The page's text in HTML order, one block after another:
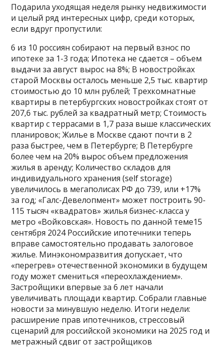
Подарила уходящая неделя рынку недвижимости
и целый ряд интересных цифр, среди которых,
если вдруг пропустили:
6 из 10 россиян собирают на первый взнос по
ипотеке за 1-3 года; Ипотека не сдается – объем
выдачи за август вырос на 8%; В новостройках
старой Москвы осталось меньше 2,5 тыс. квартир
стоимостью до 10 млн рублей; Трехкомнатные
квартиры в петербургских новостройках стоят от
207,6 тыс. рублей за квадратный метр; Стоимость
квартир с террасами в 1,7 раза выше классических
планировок; Жилье в Москве сдают почти в 2
раза быстрее, чем в Петербурге; В Петербурге
более чем на 20% вырос объем предложения
жилья в аренду; Количество складов для
индивидуального хранения (self storage)
увеличилось в мегаполисах РФ до 739, или +17%
за год; «Галс-Девелопмент» может построить 90-
115 тысяч «квадратов» жилья бизнес-класса у
метро «Войковская». Новость по данной теме15
сентября 2024 Российские ипотечники теперь
вправе самостоятельно продавать залоговое
жилье. Минэкономразвития допускает, что
«перегрев» отечественной экономики в будущем
году может смениться «переохлаждением».
Застройщики впервые за 6 лет начали
увеличивать площади квартир. Собрали главные
новости за минувшую неделю. Итоги недели:
расширение прав ипотечников, стрессовый
сценарий для российской экономики на 2025 год и
метражный сдвиг от застройщиков